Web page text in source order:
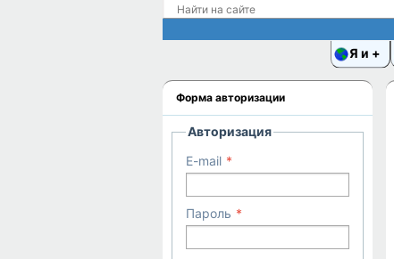
Я и
Форма авторизации
Авторизация
E-mail
Пароль